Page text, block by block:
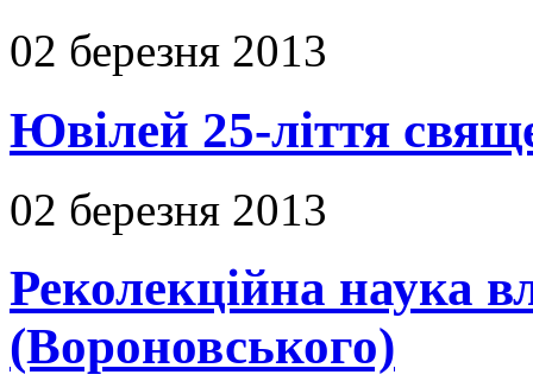
02 березня 2013
Ювілей 25-ліття
02 березня 2013
Реколекційна наука
(Вороновського)